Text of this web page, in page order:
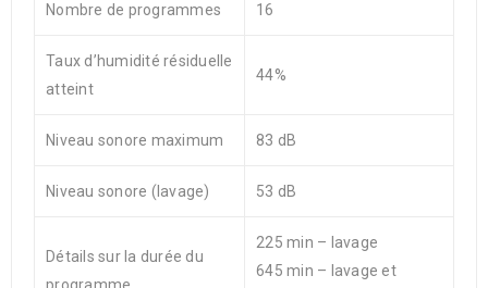
Nombre de programmes 16
Taux d’humidité résiduelle
atteint
44%
Niveau sonore maximum 83 dB
Niveau sonore (lavage) 53 dB
Détails sur la durée du
225 min – lavage
645 min – lavage et